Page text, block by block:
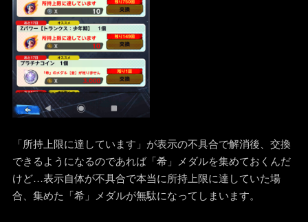
「所持上限に達しています」が表示の不具合で解消後、交換
できるようになるのであれば「希」メダルを集めておくんだ
けど…表示自体が不具合で本当に所持上限に達していた場
合、集めた「希」メダルが無駄になってしまいます。